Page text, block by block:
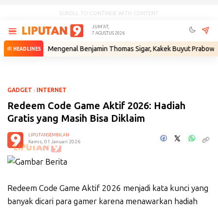
SCROLL TO CONTINUE WITH CONTENT
JUM'AT,
7 AGUSTUS 2026
HEADLINES
• Mengenal Benjamin Thomas Sigar, Kakek Buyut Prabowo dari
GADGET › INTERNET
Redeem Code Game Aktif 2026: Hadiah
Gratis yang Masih Bisa Diklaim
LIPUTANSEMBILAN
Kamis, 01 Januari 2026
Redeem Code Game Aktif 2026 menjadi kata kunci yang
banyak dicari para gamer karena menawarkan hadiah